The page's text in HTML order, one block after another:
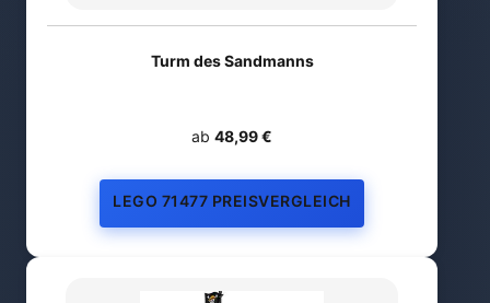
Turm des Sandmanns
ab 48,99 €
LEGO 71477 PREISVERGLEICH